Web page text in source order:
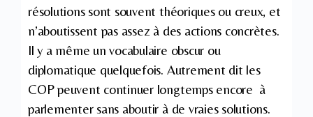
résolutions sont souvent théoriques ou creux, et
n’aboutissent pas assez à des actions concrètes.
Il y a même un vocabulaire obscur ou
diplomatique quelquefois. Autrement dit les
COP peuvent continuer longtemps encore à
parlementer sans aboutir à de vraies solutions.